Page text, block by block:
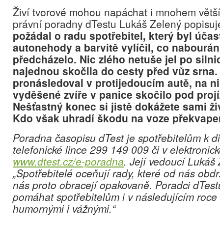
Živí tvorové mohou napáchat i mnohem
právní poradny dTestu Lukáš Zelený
požádal o radu spotřebitel, který byl
autonehody a barvitě vylíčil, co
předcházelo. Nic zlého netuše jel po
najednou skočila do cesty před vůz
pronásledoval v protijedoucím autě, na
vyděšené zvíře v panice skočilo pod
Nešťastný konec si jistě dokážete sami
Kdo však uhradí škodu na voze
Poradna časopisu dTest je spotřebitelům k
telefonické lince 299 149 009 či v
www.dtest.cz/e-poradna. Její vedoucí Lukáš
„Spotřebitelé oceňují rady, které od nás
nás proto obracejí opakovaně. Poradci
pomáhat spotřebitelům i v následujícím
humornými i vážnými.“